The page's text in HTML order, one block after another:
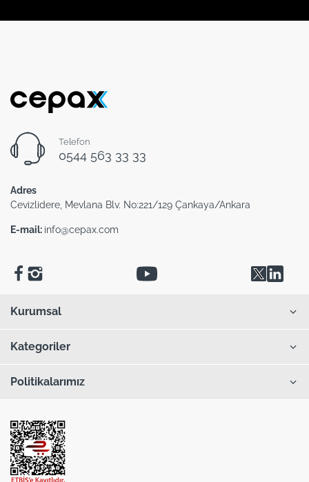
Telefon
0544 563 33 33
Adres
Cevizlidere, Mevlana Blv. No:221/129 Çankaya/Ankara
E-mail: info@cepax.com
Kurumsal
Kategoriler
Politikalarımız